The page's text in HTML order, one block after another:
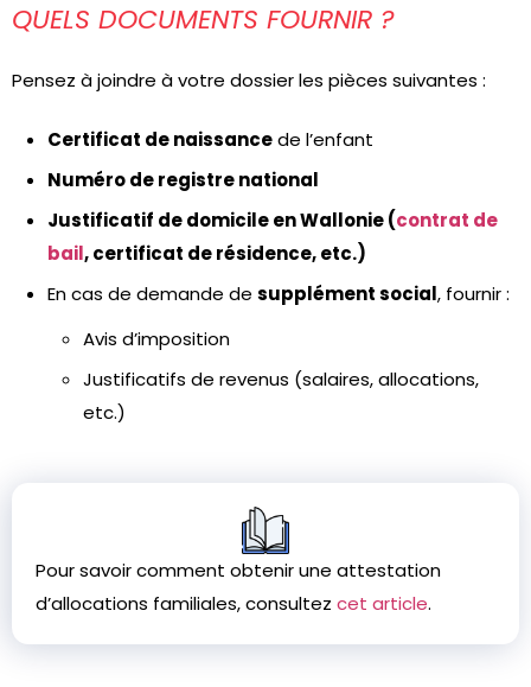
QUELS DOCUMENTS FOURNIR ?
Pensez à joindre à votre dossier les pièces suivantes :
Certificat de naissancede l’enfant
Numéro de registre national
Justificatif de domicile en Wallonie (contrat de
bail, certificat de résidence, etc.)
En cas de demande de supplément social, fournir :
Avis d’imposition
Justificatifs de revenus (salaires, allocations,
etc.)
Pour savoir comment obtenir une attestation
d’allocations familiales, consultez cet article.